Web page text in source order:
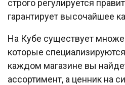
строго регулируется
гарантирует высочайшее
На Кубе существует
которые
каждом магазине вы
ассортимент, а ценник на